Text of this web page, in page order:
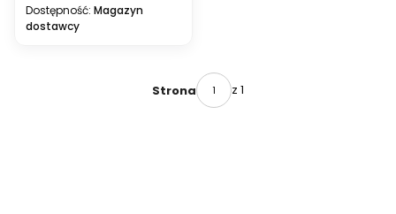
Dostępność: Magazyn
dostawcy
Strona z 1